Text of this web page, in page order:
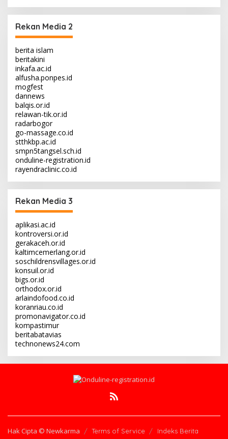
Rekan Media 2
berita islam
beritakini
inkafa.ac.id
alfusha.ponpes.id
mogfest
dannews
balqis.or.id
relawan-tik.or.id
radarbogor
go-massage.co.id
stthkbp.ac.id
smpn5tangsel.sch.id
onduline-registration.id
rayendraclinic.co.id
Rekan Media 3
aplikasi.ac.id
kontroversi.or.id
gerakaceh.or.id
kaltimcemerlang.or.id
soschildrensvillages.or.id
konsuil.or.id
bigs.or.id
orthodox.or.id
arlaindofood.co.id
koranriau.co.id
promonavigator.co.id
kompastimur
beritabatavias
technonews24.com
Hak Cipta © Newkarma Terms of Service Indeks Berita